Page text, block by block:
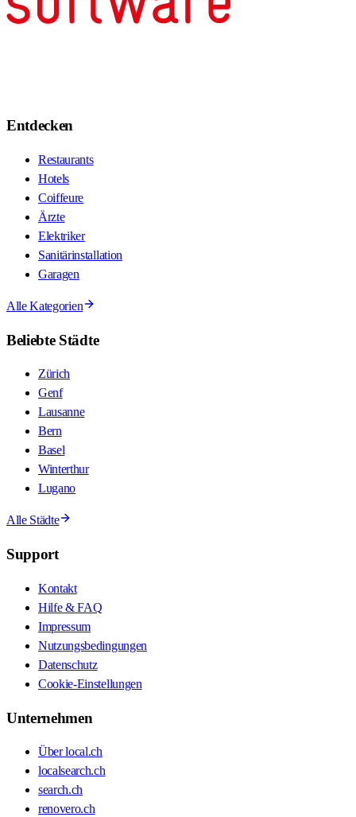
Entdecken
Restaurants
Hotels
Coiffeure
Ärzte
Elektriker
Sanitärinstallation
Garagen
Alle Kategorien
Beliebte Städte
Zürich
Genf
Lausanne
Bern
Basel
Winterthur
Lugano
Alle Städte
Support
Kontakt
Hilfe & FAQ
Impressum
Nutzungsbedingungen
Datenschutz
Cookie-Einstellungen
Unternehmen
Über local.ch
localsearch.ch
search.ch
renovero.ch